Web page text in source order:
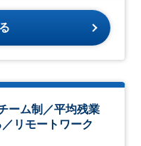
ーム制／平均残業
リモートワーク